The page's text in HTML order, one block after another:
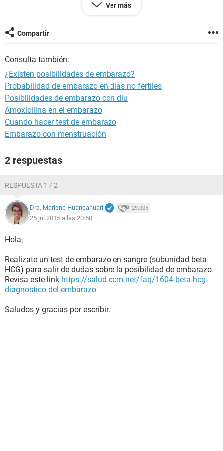
Agrego que el día que tuvimos relaciones fue el ultimo de
Ver más
Compartir
Consulta también:
¿Existen posibilidades de embarazo?
Probabilidad de embarazo en dias no fertiles
Posibilidades de embarazo con diu
Amoxicilina en el embarazo
Cuando hacer test de embarazo
Embarazo con menstruación
2 respuestas
RESPUESTA 1 / 2
Dra. Marlene Huancahuari 29.005
25 jul 2015 a las 20:50
Hola,
Realizate un test de embarazo en sangre (subunidad beta
HCG) para salir de dudas sobre la posibilidad de embarazo.
Revisa este link https://salud.ccm.net/faq/1604-beta-hcg-
diagnostico-del-embarazo
Saludos y gracias por escribir.